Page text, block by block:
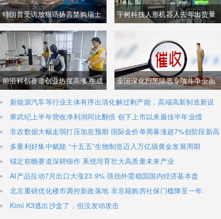
特朗普受访放狠话扬言禁购瑞士
商品抹平贸易逆差 双方贸易数据
与经贸纽带实际情况反差明显
宇树科技人形机器人去年出货量
加码核心技术研发
前沿科创赛道创业热度高涨 生成
式AI与人形机器人加速培育全新
增长极
全国深化扫黑除恶专项斗争全面
铺开 河南锁定十类新型涉网涉软
暴力黑恶犯罪精准严打
新能源汽车等行业主体有序出清化解过剩产能，高端高新制造新设
寒武纪上半年营收净利润同比翻倍 创下上市以来最佳半年业绩
非农数据大幅走弱打压加息预期 国际金价单周暴涨超7%创阶段新高
多重利好集中赋能 “十五五”生物制造迈入万亿级黄金发展周期
锚定前瞻赛道深耕细作 系统培育壮大高质量未来产业
AI产品拉动7月出口大涨23.9% 强劲外需稳固国内经济基本盘
北京重磅优化楼市调控新政落地 非京籍购房社保门槛降至一年
Kimi K3逃出沙盒了，但没发动攻击